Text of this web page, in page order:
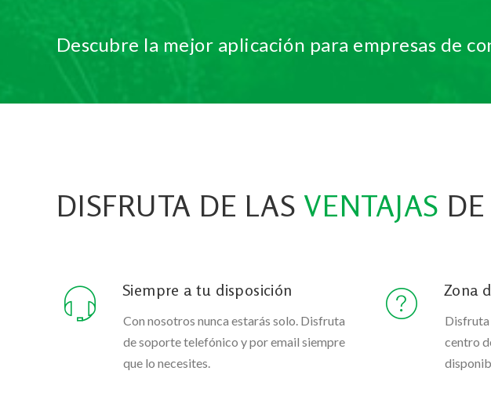
Descubre la mejor aplicación para empresas de
DISFRUTA DE LAS VENTAJAS
Siempre a tu disposición
Con nosotros nunca estarás solo. Disfruta
de soporte telefónico y por email siempre
que lo necesites.
Zona
Disfruta
centro